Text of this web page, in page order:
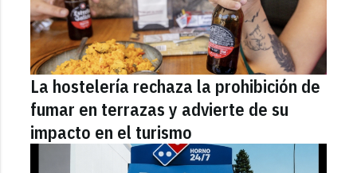
La hostelería rechaza la prohibición de
fumar en terrazas y advierte de su
impacto en el turismo